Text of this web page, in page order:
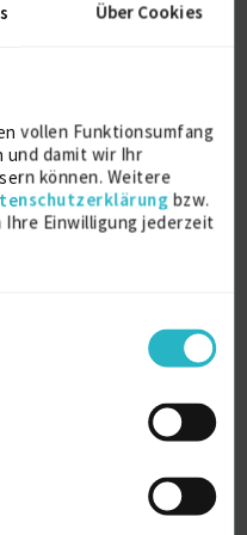
Über Cookies
vollen Funktionsumfang
und damit wir Ihr
können. Weitere
bzw.
Ihre Einwilligung jederzeit
in der ERP-
-
geleitet. Dazu
die ich in einer
und erfolgreich
der
als auch die
zu meinem
7, Unix, Linux